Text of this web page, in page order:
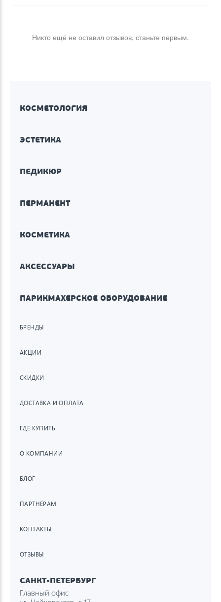
Никто ещё не оставил отзывов, станьте первым.
КОСМЕТОЛОГИЯ
ЭСТЕТИКА
ПЕДИКЮР
ПЕРМАНЕНТ
КОСМЕТИКА
АКСЕССУАРЫ
ПАРИКМАХЕРСКОЕ ОБОРУДОВАНИЕ
БРЕНДЫ
АКЦИИ
СКИДКИ
ДОСТАВКА И ОПЛАТА
ГДЕ КУПИТЬ
О КОМПАНИИ
БЛОГ
ПАРТНЁРАМ
КОНТАКТЫ
ОТЗЫВЫ
САНКТ-ПЕТЕРБУРГ
Главный офис